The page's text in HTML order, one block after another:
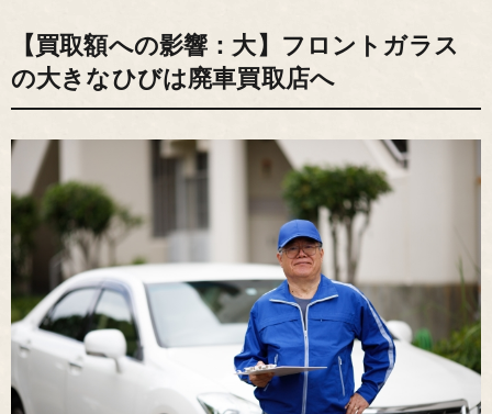
【買取額への影響：大】フロントガラス
の大きなひびは廃車買取店へ